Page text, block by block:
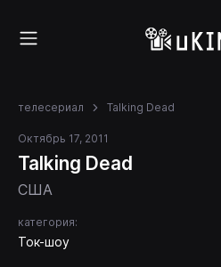
телесериал Talking Dead
Октябрь 17, 2011
Talking Dead
США
категория:
Ток-шоу